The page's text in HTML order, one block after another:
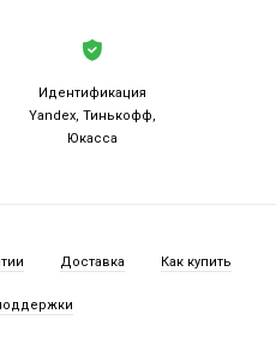
Идентификация
Yandex, Тинькофф,
Юкасса
Доставка Как купить